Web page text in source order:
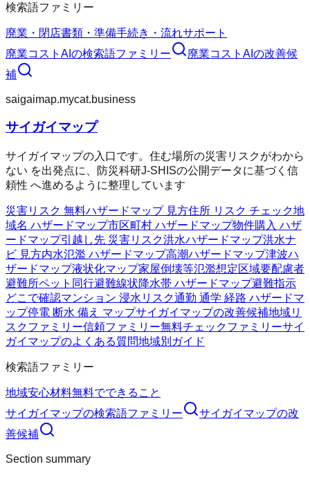
検索語ファミリー
廃業・閉店書類・準備手続き・流れサポート
廃業コストAI の検索語ファミリー 廃業コストAI の改善候
補
saigaimap.mycat.business
サイガイマップ
サイガイマップの入口です。住む場所の災害リスクがわから
ない を出発点に、防災科研J-SHISの公開データに基づく信
頼性 へ進めるように整理しています
災害リスク 無料ハザードマップ 見方住所 リスク チェック地
域名 ハザードマップ市区町村 ハザードマップ物件購入 ハザ
ードマップ引越し先 災害リスク洪水ハザードマップ洪水ナ
ビ 見方内水氾濫 ハザードマップ高潮ハザードマップ津波ハ
ザードマップ液状化マップ家屋倒壊等氾濫想定区域要配慮者
避難所ペット同行避難線状降水帯 ハザードマップ避難指示
どこで確認マンション 浸水リスク通勤 通学 経路 ハザードマ
ップ停電 断水 備え マップサイガイマップの改善候補地域リ
スクファミリー信頼ファミリー無料チェックファミリーサイ
ガイマップのよくある質問地域別ガイド
検索語ファミリー
地域安心材料無料でできること
サイガイマップの検索語ファミリー サイガイマップの改
善候補
Section summary